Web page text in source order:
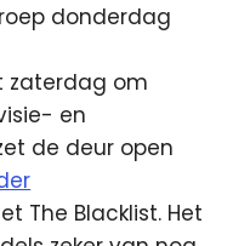
donderdag
zaterdag om
en
de deur open
The Blacklist. Het